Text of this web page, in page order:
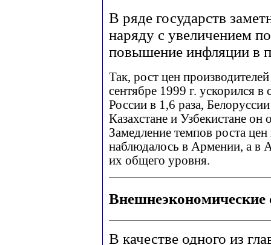
В ряде государств
наряду с увеличением
повышение инфляции в
Так, рост цен
сентябре 1999 г. ускорился
России в 1,6 раза,
Казахстане и Узбекистане
Замедление темпов роста
наблюдалось в Армении, а в
их общего уровня.
Внешнеэкономические
В качестве одного из